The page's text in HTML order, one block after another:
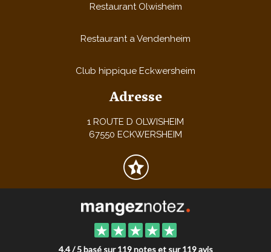
Restaurant Olwisheim
Restaurant a Vendenheim
Club hippique Eckwersheim
Adresse
1 ROUTE D OLWISHEIM
67550 ECKWERSHEIM
4.4 / 5 basé sur 119 notes et sur 119 avis